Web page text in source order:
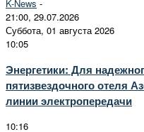
K-News -
21:00, 29.07.2026
Суббота, 01 августа 2026
10:05
Энергетики: Для
пятизвездочного отеля
линии электропередачи
10:16